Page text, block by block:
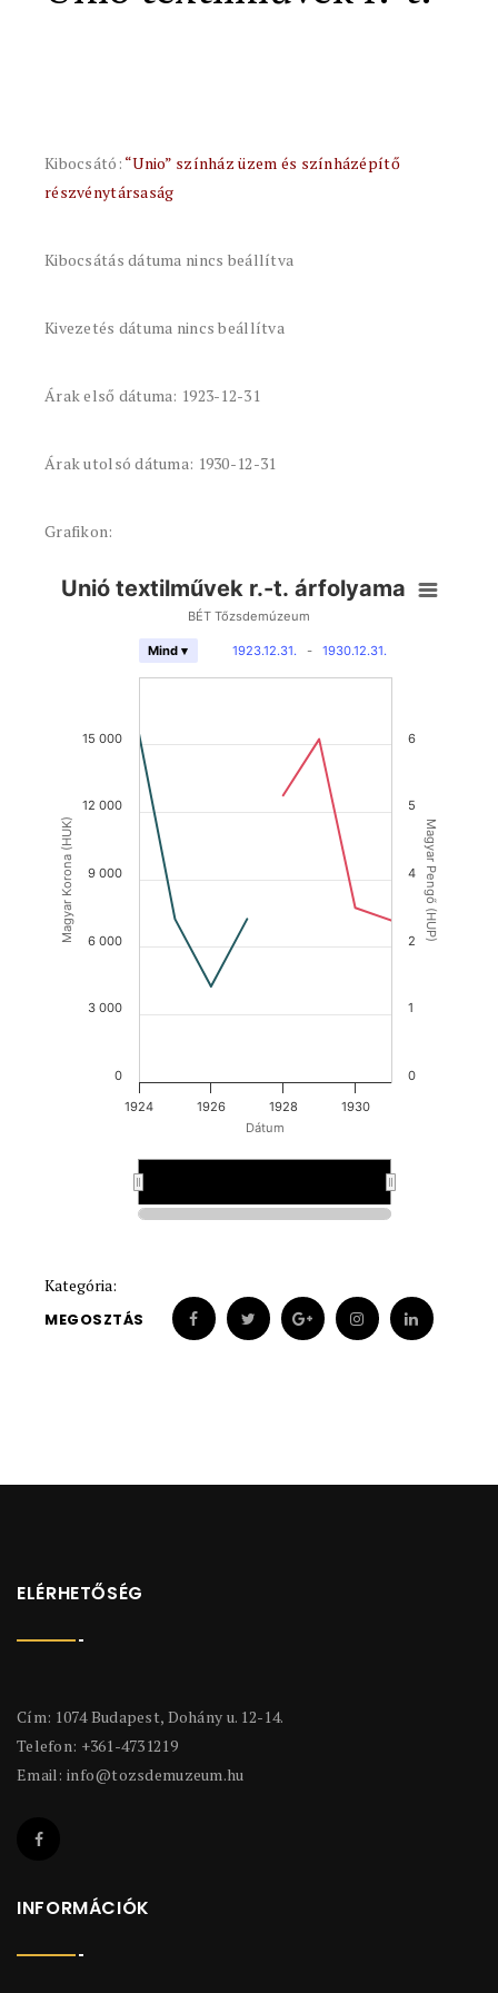
Kibocsátó: “Unio” színház üzem és színházépítő
részvénytársaság
Kibocsátás dátuma nincs beállítva
Kivezetés dátuma nincs beállítva
Árak első dátuma: 1923-12-31
Árak utolsó dátuma: 1930-12-31
Grafikon:
Dátum
Magyar Korona (HUK) Magyar Pengő (HUP)
Unió textilművek r.-t. árfolyama
BÉT Tőzsdemúzeum
1923.12.31. - 1930.12.31.
Mind ▾
1924 1926 1928 1930
0
3 000
6 000
9 000
12 000
15 000
0
1
2
4
5
6
Kategória:
MEGOSZTÁS
ELÉRHETŐSÉG
Cím: 1074 Budapest, Dohány u. 12-14.
Telefon: +361-4731219
Email: info@tozsdemuzeum.hu
INFORMÁCIÓK